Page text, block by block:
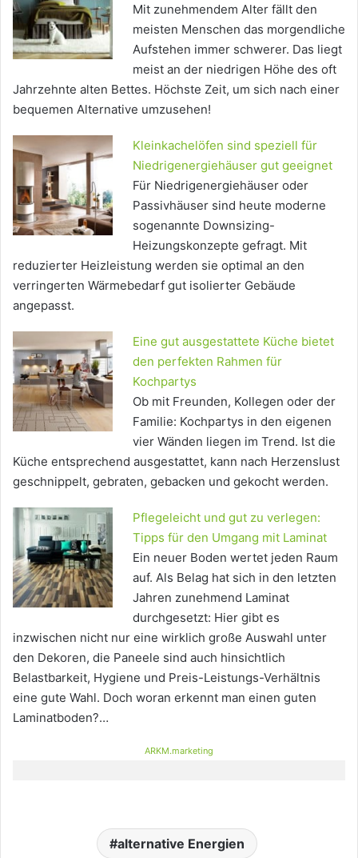
Mit zunehmendem Alter fällt den
meisten Menschen das morgendliche
Aufstehen immer schwerer. Das liegt
meist an der niedrigen Höhe des oft
Jahrzehnte alten Bettes. Höchste Zeit, um sich nach einer
bequemen Alternative umzusehen!
Kleinkachelöfen sind speziell für
Niedrigenergiehäuser gut geeignet
Für Niedrigenergiehäuser oder
Passivhäuser sind heute moderne
sogenannte Downsizing-
Heizungskonzepte gefragt. Mit
reduzierter Heizleistung werden sie optimal an den
verringerten Wärmebedarf gut isolierter Gebäude
angepasst.
Eine gut ausgestattete Küche bietet
den perfekten Rahmen für
Kochpartys
Ob mit Freunden, Kollegen oder der
Familie: Kochpartys in den eigenen
vier Wänden liegen im Trend. Ist die
Küche entsprechend ausgestattet, kann nach Herzenslust
geschnippelt, gebraten, gebacken und gekocht werden.
Pflegeleicht und gut zu verlegen:
Tipps für den Umgang mit Laminat
Ein neuer Boden wertet jeden Raum
auf. Als Belag hat sich in den letzten
Jahren zunehmend Laminat
durchgesetzt: Hier gibt es
inzwischen nicht nur eine wirklich große Auswahl unter
den Dekoren, die Paneele sind auch hinsichtlich
Belastbarkeit, Hygiene und Preis-Leistungs-Verhältnis
eine gute Wahl. Doch woran erkennt man einen guten
Laminatboden?…
ARKM.marketing
alternative Energien